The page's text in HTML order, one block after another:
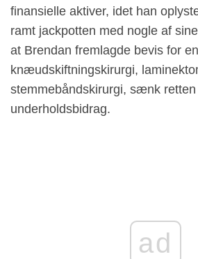
finansielle aktiver, idet han
ramt jackpotten med nogle af
at Brendan fremlagde bevis for en
knæudskiftningskirurgi,
stemmebåndskirurgi, sænk
underholdsbidrag.
ad